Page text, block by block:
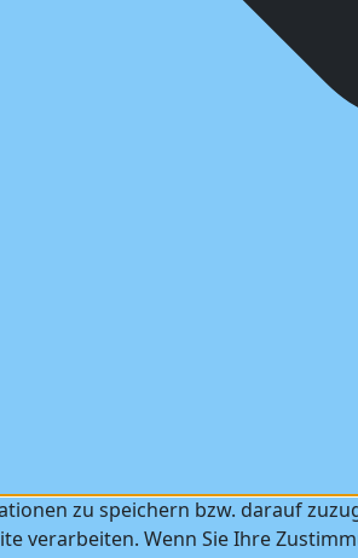
zu speichern bzw. darauf
verarbeiten. Wenn Sie Ihre